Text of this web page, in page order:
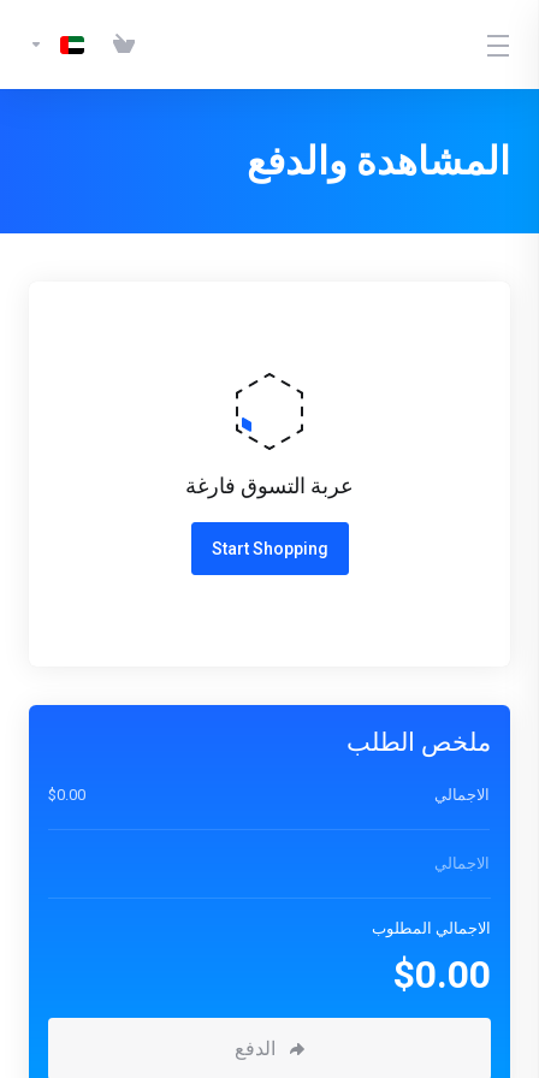
المشاهدة والدفع
عربة التسوق فارغة
Start Shopping
ملخص الطلب
الاجمالي $0.00
الاجمالي
الاجمالي المطلوب
$0.00
الدفع